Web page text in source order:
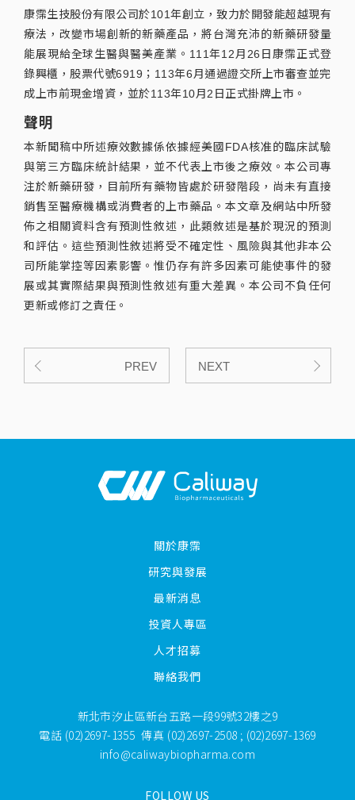
康霈生技股份有限公司於101年創立，致力於開發能超越現有
療法，改變市場創新的新藥產品，將台灣充沛的新藥研發量
能展現給全球生醫與醫美產業。111年12月26日康霈正式登
錄興櫃，股票代號6919；113年6月通過證交所上市審查並完
成上市前現金增資，並於113年10月2日正式掛牌上市。
聲明
本新聞稿中所述療效數據係依據經美國FDA核准的臨床試驗
與第三方臨床統計結果，並不代表上市後之療效。本公司專
注於新藥研發，目前所有藥物皆處於研發階段，尚未有直接
銷售至醫療機構或消費者的上市藥品。本文章及網站中所發
佈之相關資料含有預測性敘述，此類敘述是基於現況的預測
和評估。這些預測性敘述將受不確定性、風險與其他非本公
司所能掌控等因素影響。惟仍存有許多因素可能使事件的發
展或其實際結果與預測性敘述有重大差異。本公司不負任何
更新或修訂之責任。
PREV NEXT
關於康霈
研究與發展
最新消息
投資人專區
人才招募
聯絡我們
FOLLOW US
新北市汐止區新台五路一段99號32樓之9
電話 (02)2697-1355 傳真 (02)2697-2508 ; (02)2697-1369
info@caliwaybiopharma.com